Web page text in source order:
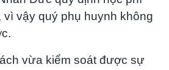
vậy quý phụ huynh không
vừa kiểm soát được sự